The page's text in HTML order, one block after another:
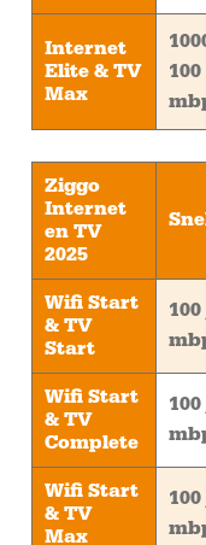
Internet
Elite & TV
Max
100
Ziggo
Internet
en TV
2025
Wifi Start
& TV
Start
Wifi Start
& TV
Complete
Wifi Start
& TV
Max